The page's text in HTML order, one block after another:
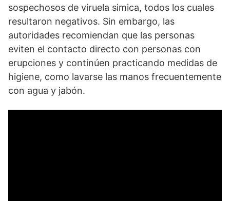
sospechosos de viruela simica, todos los cuales
resultaron negativos. Sin embargo, las
autoridades recomiendan que las personas
eviten el contacto directo con personas con
erupciones y continúen practicando medidas de
higiene, como lavarse las manos frecuentemente
con agua y jabón.